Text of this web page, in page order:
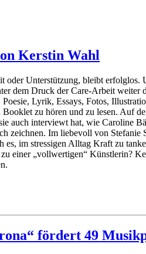
Kerstin Wahl
oder Unterstützung, bleibt
dem Druck der Care-Arbeit
Lyrik, Essays, Fotos,
zu hören und zu lesen. Auf
auch interviewt hat, wie Caroline
zeichnen. Im liebevoll von
im stressigen Alltag Kraft zu
einer „vollwertigen“ Künstlerin?
fördert 49